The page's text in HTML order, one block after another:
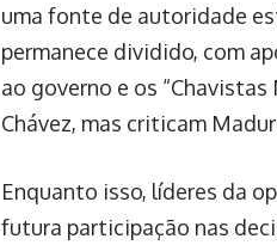
uma fonte de autoridade
permanece dividido, com
ao governo e os
Chávez, mas criticam
Enquanto isso, líderes da
futura participação nas